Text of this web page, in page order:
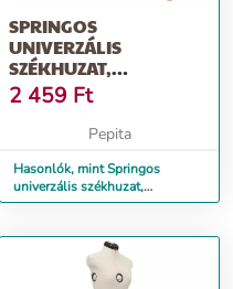
SPRINGOS
UNIVERZÁLIS
SZÉKHUZAT,
POLIÉSZTER, FEKETE
2 459 Ft
Pepita
Hasonlók, mint Springos
univerzális székhuzat,
poliészter, fekete